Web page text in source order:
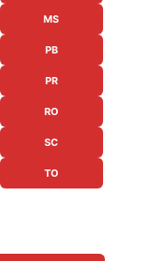
MS
PB
PR
RO
SC
TO